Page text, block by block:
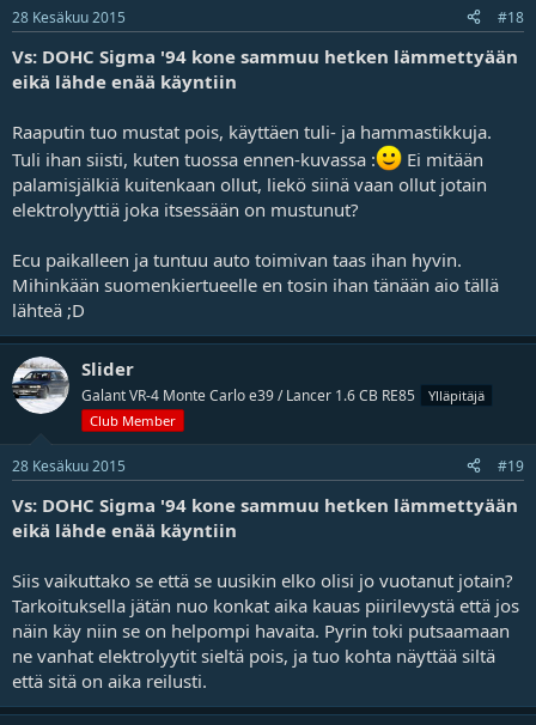
28 Kesäkuu 2015 #18
Vs: DOHC Sigma '94 kone sammuu hetken lämmettyään
eikä lähde enää käyntiin
Raaputin tuo mustat pois, käyttäen tuli- ja hammastikkuja.
Tuli ihan siisti, kuten tuossa ennen-kuvassa :
Ei mitään
palamisjälkiä kuitenkaan ollut, liekö siinä vaan ollut jotain
elektrolyyttiä joka itsessään on mustunut?
Ecu paikalleen ja tuntuu auto toimivan taas ihan hyvin.
Mihinkään suomenkiertueelle en tosin ihan tänään aio tällä
lähteä ;D
Slider
Galant VR-4 Monte Carlo e39 / Lancer 1.6 CB RE85
Ylläpitäjä
Club Member
28 Kesäkuu 2015 #19
Vs: DOHC Sigma '94 kone sammuu hetken lämmettyään
eikä lähde enää käyntiin
Siis vaikuttako se että se uusikin elko olisi jo vuotanut jotain?
Tarkoituksella jätän nuo konkat aika kauas piirilevystä että jos
näin käy niin se on helpompi havaita. Pyrin toki putsaamaan
ne vanhat elektrolyytit sieltä pois, ja tuo kohta näyttää siltä
että sitä on aika reilusti.